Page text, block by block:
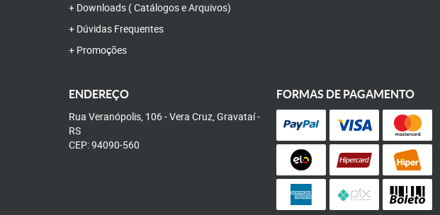
Downloads ( Catálogos e Arquivos)
Dúvidas Frequentes
Promoções
ENDEREÇO
Rua Veranópolis, 106-Vera Cruz, Gravataí-
RS
CEP: 94090-560
FORMAS DE PAGAMENTO